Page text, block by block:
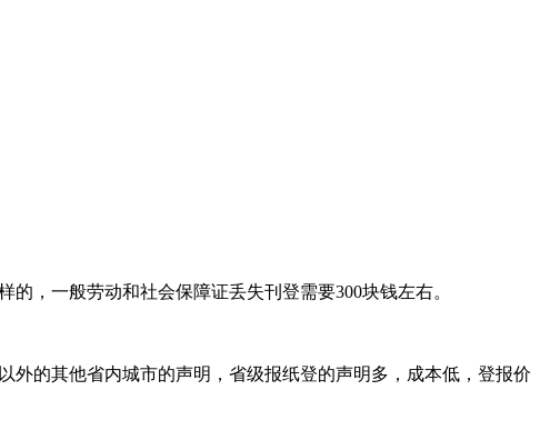
，一般劳动和社会保障证丢失刊登需要300块钱左右。
的其他省内城市的声明，省级报纸登的声明多，成本低，登报价